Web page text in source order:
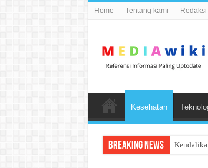
Home Tentang kami Redaksi
Kesehatan
Breaking News